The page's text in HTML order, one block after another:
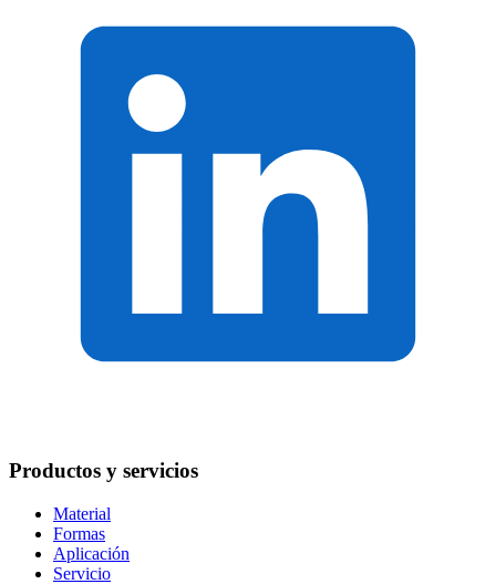
Productos y servicios
Material
Formas
Aplicación
Servicio